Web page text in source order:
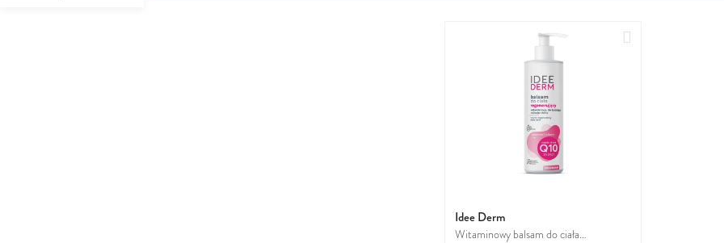
Idee Derm
Witaminowy balsam do ciała